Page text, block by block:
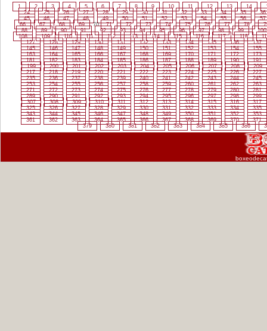
1 2 3 4 5 6 7 8 9 10 11 12 13 14
24
25 26 27 28 29 30 31 32 33 34 35
36
45
46 47 48 49 50 51 52 53 54 55 56
57
66
67 68 69 70 71 72 73 74 75 76 77 78
88
89 90 91 92 93 94 95 96 97 98 99
100
108
109 110 111 112 113 114 115 116 117 118
127
128 129 130 131 132 133 134 135 136
137
145
146 147 148 149 150 151 152 153 154
155
163
164 165 166 167 168 169 170 171 172
173
181
182 183 184 185 186 187 188 189 190
191
199
200 201 202 203 204 205 206 207 208
209
217
218 219 220 221 222 223 224 225 226
227
235
236 237 238 239 240 241 242 243 244
245
253
254 255 256 257 258 259 260 261 262
263
271
272 273 274 275 276 277 278 279 280
281
289
290 291 292 293 294 295 296 297 298
299
307
308 309 310 311 312 313 314 315 316
317
325
326 327 328 329 330 331 332 333 334
335
343
344 345 346 347 348 349 350 351 352
353
361
362 363 364 365 366 367 368 369 370
371
379
380 381 382 383 384 385 386